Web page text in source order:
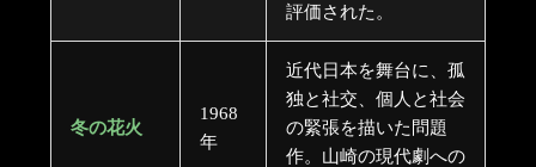
評価された。
冬の花火
1968
年
近代日本を舞台に、孤
独と社交、個人と社会
の緊張を描いた問題
作。山崎の現代劇への